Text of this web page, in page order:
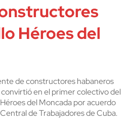
Héroes del
de constructores habaneros
convirtió en el primer colectivo del
del Moncada por acuerdo
de Trabajadores de Cuba.